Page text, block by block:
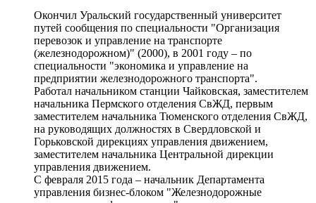
Окончил Уральский государственный университет
путей сообщения по специальности "Организация
перевозок и управление на транспорте
(железнодорожном)" (2000), в 2001 году – по
специальности "экономика и управление на
предприятии железнодорожного транспорта".
Работал начальником станции Чайковская, заместителем
начальника Пермского отделения СвЖД, первым
заместителем начальника Тюменского отделения СвЖД,
на руководящих должностях в Свердловской и
Горьковской дирекциях управления движением,
заместителем начальника Центральной дирекции
управления движением.
С февраля 2015 года – начальник Департамента
управления бизнес-блоком "Железнодорожные